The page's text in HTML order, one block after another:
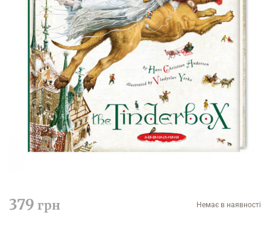
379 грн Немає в наявності